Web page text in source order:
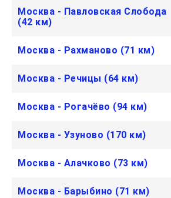
Москва - Павловская Слобода
(42 км)
Москва - Рахманово (71 км)
Москва - Речицы (64 км)
Москва - Рогачёво (94 км)
Москва - Узуново (170 км)
Москва - Алачково (73 км)
Москва - Барыбино (71 км)